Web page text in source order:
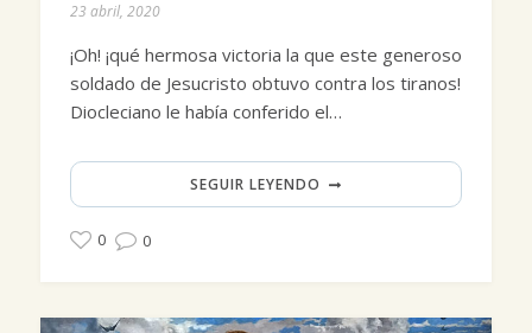
23 abril, 2020
¡Oh! ¡qué hermosa victoria la que este generoso
soldado de Jesucristo obtuvo contra los tiranos!
Diocleciano le había conferido el…
SEGUIR LEYENDO
0 0